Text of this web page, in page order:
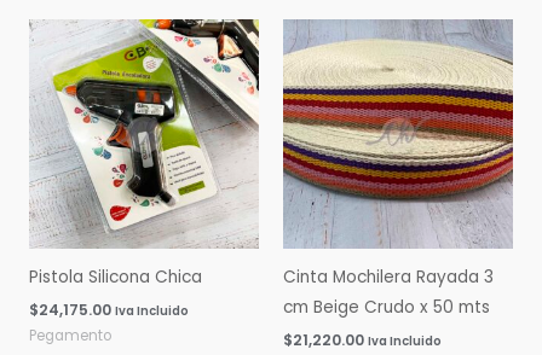
Pistola Silicona Chica
$24,175.00 Iva Incluido
Pegamento
Cinta Mochilera Rayada 3
cm Beige Crudo x 50 mts
$21,220.00 Iva Incluido